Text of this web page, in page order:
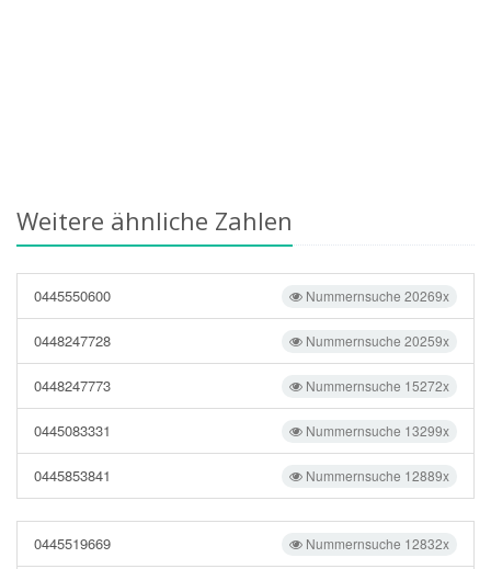
Weitere ähnliche Zahlen
Nummernsuche 20269x
0445550600
Nummernsuche 20259x
0448247728
Nummernsuche 15272x
0448247773
Nummernsuche 13299x
0445083331
Nummernsuche 12889x
0445853841
Nummernsuche 12832x
0445519669